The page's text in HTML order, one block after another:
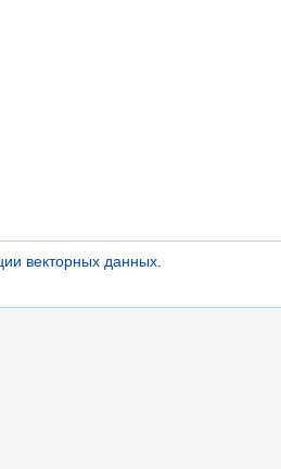
векторных данных.